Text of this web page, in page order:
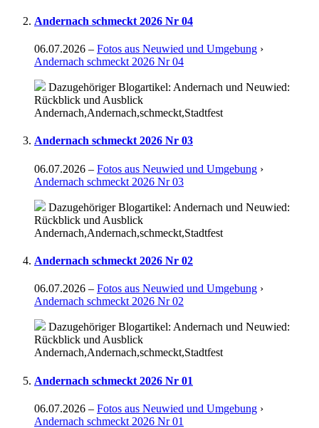
Andernach schmeckt 2026 Nr 04
06.07.2026 – Fotos aus Neuwied und Umgebung ›
Andernach schmeckt 2026 Nr 04
Dazugehöriger Blogartikel: Andernach und Neuwied:
Rückblick und Ausblick
Andernach,Andernach,schmeckt,Stadtfest
Andernach schmeckt 2026 Nr 03
06.07.2026 – Fotos aus Neuwied und Umgebung ›
Andernach schmeckt 2026 Nr 03
Dazugehöriger Blogartikel: Andernach und Neuwied:
Rückblick und Ausblick
Andernach,Andernach,schmeckt,Stadtfest
Andernach schmeckt 2026 Nr 02
06.07.2026 – Fotos aus Neuwied und Umgebung ›
Andernach schmeckt 2026 Nr 02
Dazugehöriger Blogartikel: Andernach und Neuwied:
Rückblick und Ausblick
Andernach,Andernach,schmeckt,Stadtfest
Andernach schmeckt 2026 Nr 01
06.07.2026 – Fotos aus Neuwied und Umgebung ›
Andernach schmeckt 2026 Nr 01